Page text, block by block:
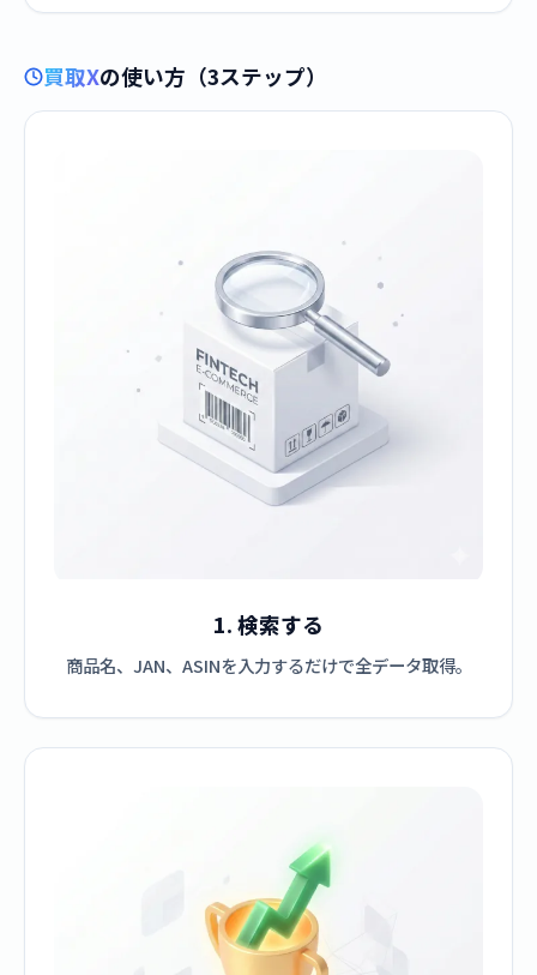
買取Xの使い方（3ステップ）
1. 検索する
商品名、JAN、ASINを入力するだけで全データ取得。